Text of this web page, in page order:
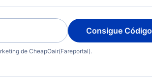
Consigue Código
de CheapOair(Fareportal).